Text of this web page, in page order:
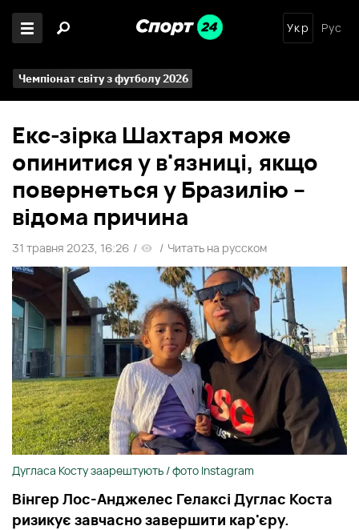
Укр Рус
Чемпіонат світу з футболу 2026
Екс-зірка Шахтаря може
опинитися у в'язниці, якщо
повернеться у Бразилію –
відома причина
31 травня 2023, 16:26 / / Читать на русском
Дугласа Косту заарештують / фото Instagram
Вінгер Лос-Анджелес Гелаксі Дуглас Коста
ризикує завчасно завершити кар'єру.